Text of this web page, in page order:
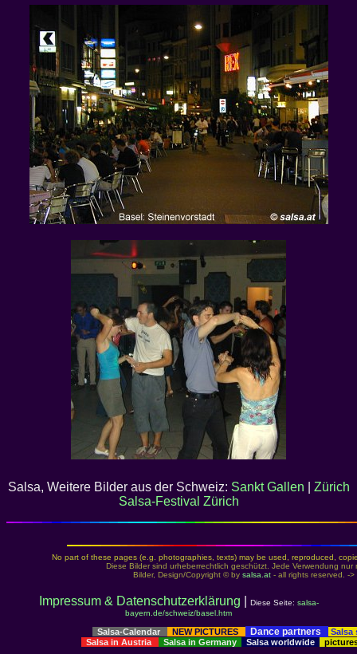
Salsa, Weitere Bilder aus der Schweiz: Sankt Gallen
Zürich
Salsa-Festival Zürich
No part of these pages (e.g. photographies, texts) may be used, reproduced,
Diese Bilder sind urheberrechtlich geschützt. Jede Verwendung
Bilder, Design/Copyright © by salsa.at- all rights reserved. ->
Impressum & Datenschutzerklärung Diese Seite: salsa-
bayern.de/schweiz/basel.htm
Salsa-Calendar NEW PICTURES Dance partners
Salsa
Salsa in Austria
Salsa in Germany Salsa worldwide